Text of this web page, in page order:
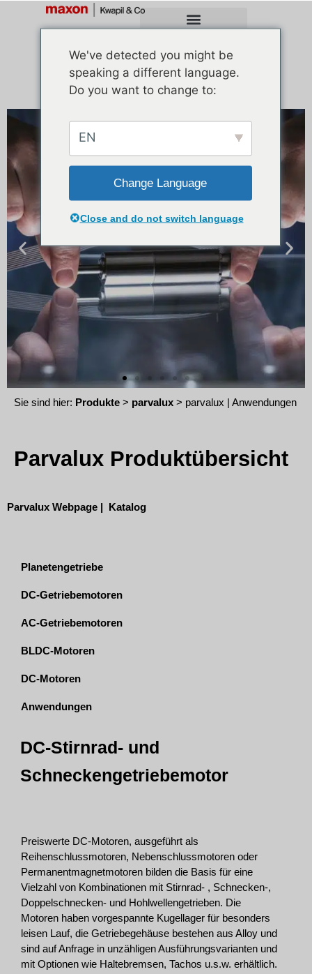
Sie sind hier: Produkte > parvalux > parvalux | Anwendungen
Parvalux Produktübersicht
Parvalux Webpage | Katalog
Planetengetriebe
DC-Getriebemotoren
AC-Getriebemotoren
BLDC-Motoren
DC-Motoren
Anwendungen
DC-Stirnrad- und
Schneckengetriebemotor
Preiswerte DC-Motoren, ausgeführt als
Reihenschlussmotoren, Nebenschlussmotoren oder
Permanentmagnetmotoren bilden die Basis für eine
Vielzahl von Kombinationen mit Stirnrad- , Schnecken-,
Doppelschnecken- und Hohlwellengetrieben. Die
Motoren haben vorgespannte Kugellager für besonders
leisen Lauf, die Getriebegehäuse bestehen aus Alloy und
sind auf Anfrage in unzähligen Ausführungsvarianten und
mit Optionen wie Haltebremsen, Tachos u.s.w. erhältlich.
We've detected you might be
speaking a different language.
Do you want to change to:
EN
Change Language
Close and do not switch language